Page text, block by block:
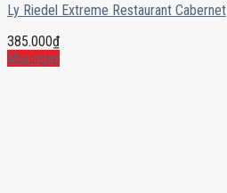
Ly Riedel Extreme Restaurant Cabernet
385.000₫
Mua ngay